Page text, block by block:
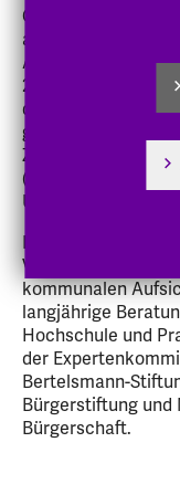
Göttingen und der
an der FHVR in
Allgemeine
2019 Vizepräsident
der Evangelischen
Zukunftsfragen der
(IZGS) der EHD
Universitäten
In den
Vereins- und
kommunalen
langjährige
Hochschule und
der
Bertelsmann-
Bürgerstiftung und
Bürgerschaft.